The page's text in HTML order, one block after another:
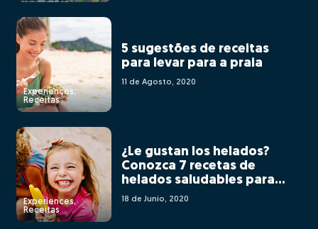
Experiences,
Receitas
5 sugestões de receitas
para levar para a praia
11 de Agosto, 2020
Experiences,
Receitas
¿Le gustan los helados?
Conozca 7 recetas de
helados saludables para
hacer en casa
18 de Junio, 2020